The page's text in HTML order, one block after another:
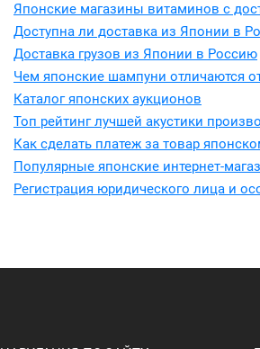
Японские магазины витаминов с
Доступна ли доставка из Японии в
Доставка грузов из Японии в Россию
Чем японские шампуни отличаются
Каталог японских аукционов
Топ рейтинг лучшей акустики
Как сделать платеж за товар
Популярные японские интернет-
Регистрация юридического лица и